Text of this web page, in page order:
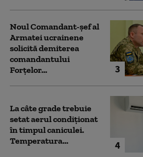
3
Noul Comandant-șef al
Armatei ucrainene
solicită demiterea
comandantului
Forțelor...
4
La câte grade trebuie
setat aerul condiționat
în timpul caniculei.
Temperatura...